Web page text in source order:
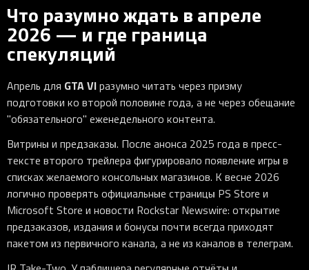
Что разумно ждать в апреле
2026 — и где граница
спекуляций
Апрель для GTA VIразумно читать через призму
подготовки ко второй половине года, а не через обещание
"обязательного" еженедельного контента.
Витрины и предзаказы. После анонса 2025 года в пресс-
тексте второго трейлера фигурировало появление игры в
списках желаемого консольных магазинов. К весне 2026
логично проверять официальные страницы PS Store и
Microsoft Store и новости Rockstar Newswire: открытие
предзаказов, издания и бонусы почти всегда приходят
пакетом из первичного канала, а не из каналов в телеграм.